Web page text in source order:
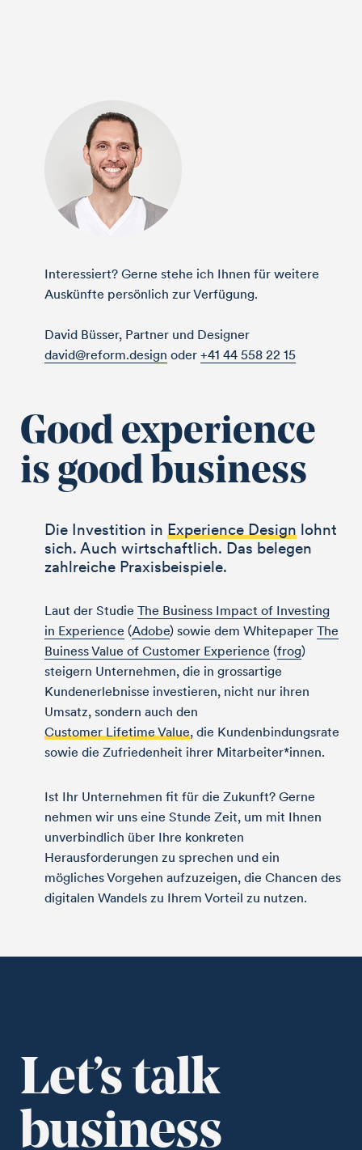
Interessiert? Gerne stehe ich Ihnen für weitere
Auskünfte persönlich zur Verfügung.
David Büsser, Partner und Designer
david@reform.design oder +41 44 558 22 15
Good experience
is good business
Die Investition in Experience Design lohnt
sich. Auch wirtschaftlich. Das belegen
zahlreiche Praxisbeispiele.
Laut der Studie The Business Impact of Investing
in Experience (Adobe) sowie dem Whitepaper The
Buiness Value of Customer Experience (frog)
steigern Unternehmen, die in grossartige
Kundenerlebnisse investieren, nicht nur ihren
Umsatz, sondern auch den
Customer Lifetime Value, die Kunden­bindungsrate
sowie die Zufriedenheit ihrer Mitarbeiter*innen.
Ist Ihr Unternehmen fit für die Zukunft? Gerne
nehmen wir uns eine Stunde Zeit, um mit Ihnen
unverbindlich über Ihre konkreten
Herausforderungen zu sprechen und ein
mögliches Vorgehen aufzuzeigen, die Chancen des
digitalen Wandels zu Ihrem Vorteil zu nutzen.
Let’s talk
business